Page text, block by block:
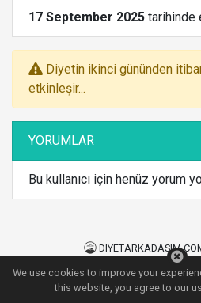
17 September 2025 tarihinde
Diyetin ikinci gününden
etkinleşir...
YORUMLAR
Bu kullanıcı için henüz yorum
Kullanım Şartları
Gizlilik
155MS
We use cookies to improve your
this website, you agree to our